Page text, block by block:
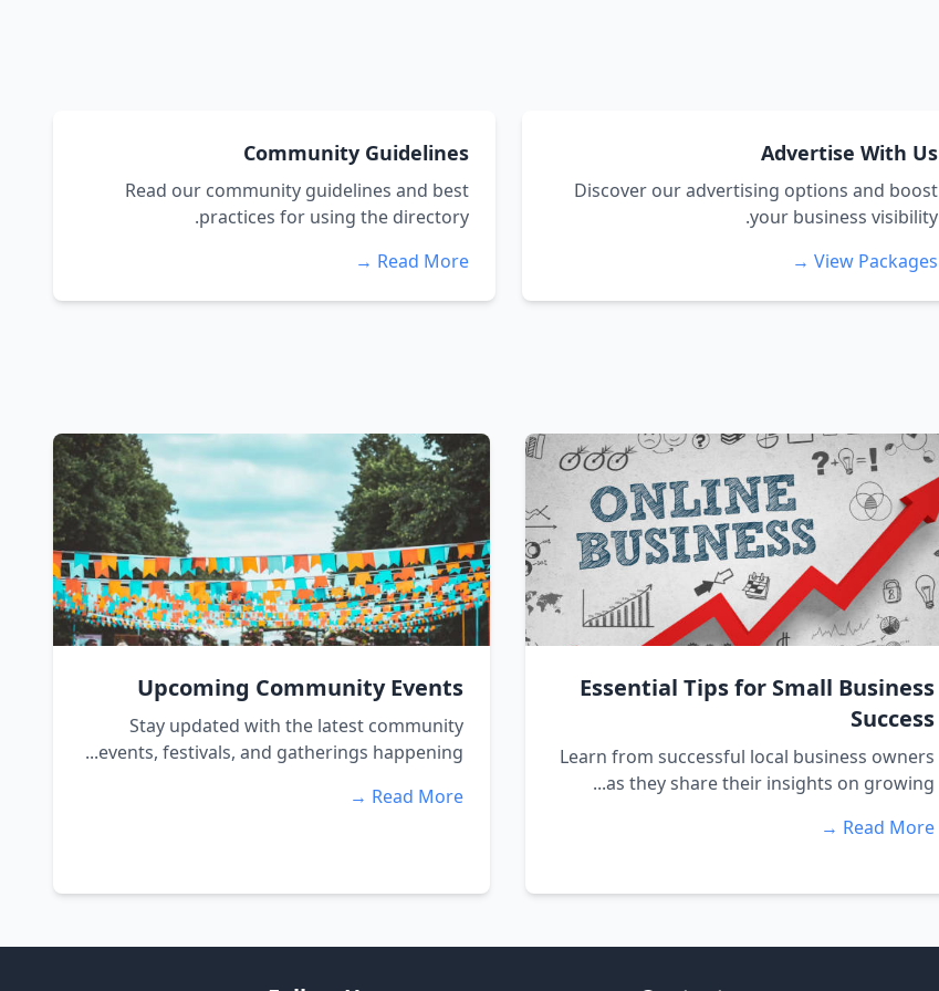
Advertise With Us
Discover our advertising options and boost
your business visibility.
View Packages →
Community Guidelines
Read our community guidelines and best
practices for using the directory.
Read More →
Essential Tips for Small Business
Success
Learn from successful local business owners
as they share their insights on growing...
Read More →
Upcoming Community Events
Stay updated with the latest community
events, festivals, and gatherings happening...
Read More →